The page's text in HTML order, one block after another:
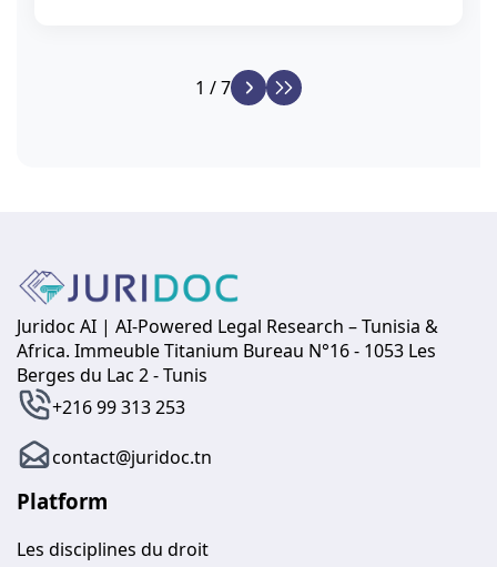
1 / 7
Juridoc AI | AI-Powered Legal Research – Tunisia &
Africa. Immeuble Titanium Bureau N°16 - 1053 Les
Berges du Lac 2 - Tunis
+216 99 313 253
contact@juridoc.tn
Platform
Les disciplines du droit